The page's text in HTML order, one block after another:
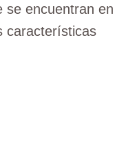
se encuentran en
características